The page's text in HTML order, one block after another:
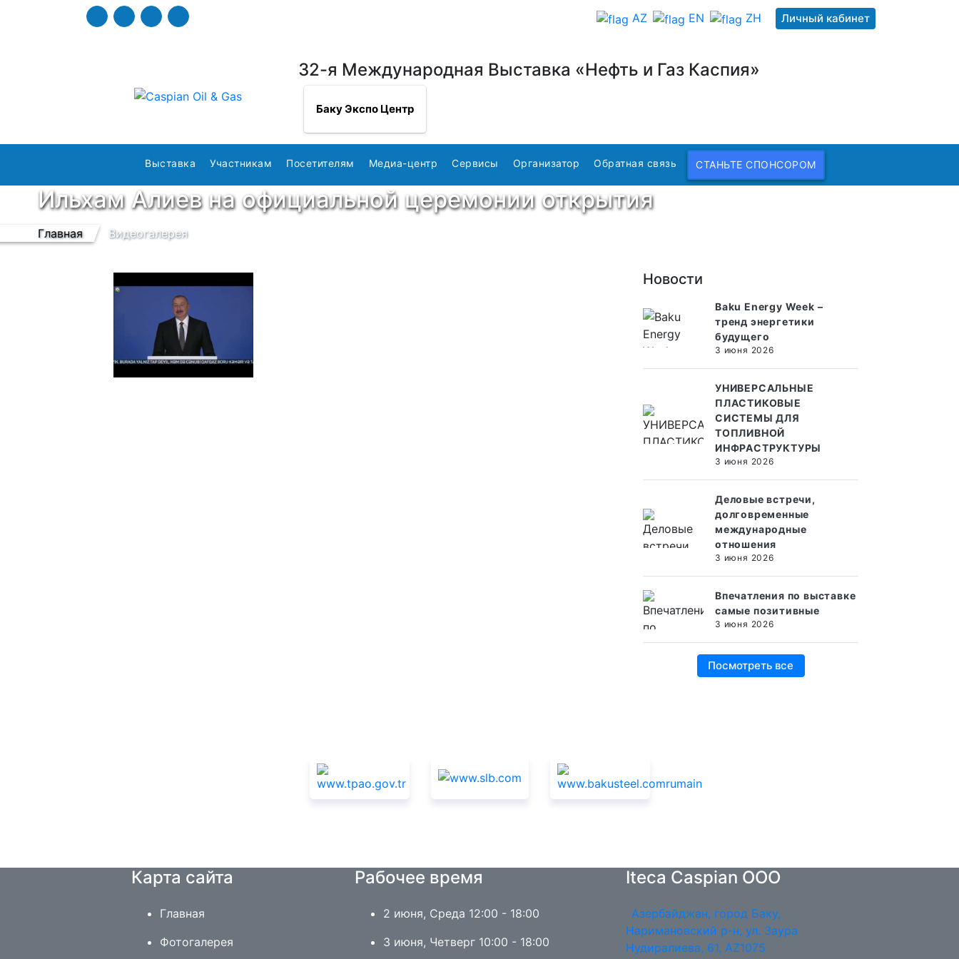
AZ EN ZH Личный кабинет
32-я Международная Выставка «Нефть и Газ Каспия»
Баку Экспо Центр
Выставка Участникам Посетителям Медиа-центр Сервисы Организатор Обратная связь СТАНЬТЕ СПОНСОРОМ
Ильхам Алиев на официальной церемонии открытия
Главная Видеогалерея
Новости
Baku Energy Week –
тренд энергетики
будущего
3 июня 2026
УНИВЕРСАЛЬНЫЕ
ПЛАСТИКОВЫЕ
СИСТЕМЫ ДЛЯ
ТОПЛИВНОЙ
ИНФРАСТРУКТУРЫ
3 июня 2026
Деловые встречи,
долговременные
международные
отношения
3 июня 2026
Впечатления по выставке
самые позитивные
3 июня 2026
Посмотреть все
Карта сайта
Главная
Фотогалерея
Рабочее время
2 июня, Среда 12:00 - 18:00
3 июня, Четверг 10:00 - 18:00
Iteca Caspian OOO
Азербайджан, город Баку,
Наримановский р-н, ул. Заура
Нудиралиева, 61, AZ1075